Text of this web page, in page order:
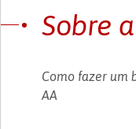
Sobre
Como fazer um
AA